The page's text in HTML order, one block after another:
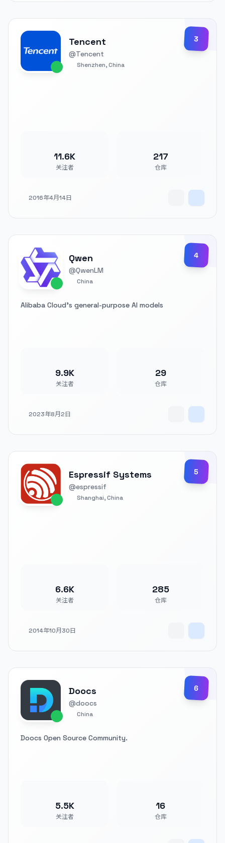
3
Tencent
@Tencent
Shenzhen, China
11.6K
关注者
217
仓库
2016年4月14日
4
Qwen
@QwenLM
China
Alibaba Cloud's general-purpose AI models
9.9K
关注者
29
仓库
2023年8月2日
5
Espressif Systems
@espressif
Shanghai, China
6.6K
关注者
285
仓库
2014年10月30日
6
Doocs
@doocs
China
Doocs Open Source Community.
5.5K
关注者
16
仓库